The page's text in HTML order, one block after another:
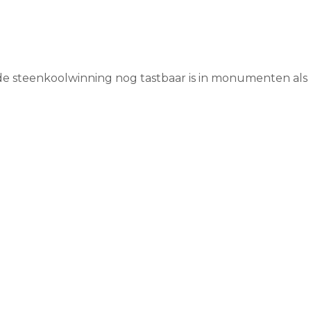
steenkoolwinning nog tastbaar is in monumenten als